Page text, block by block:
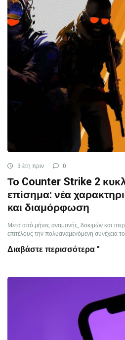
3 έτη πριν 0
Το Counter Strike 2
επίσημα: νέα
και διαμόρφωση
Μετά από μήνες αναμονής, δοκιμών και
επιτέλους την πολυαναμενόμενη συνέχεια
Διαβάστε περισσότερα "